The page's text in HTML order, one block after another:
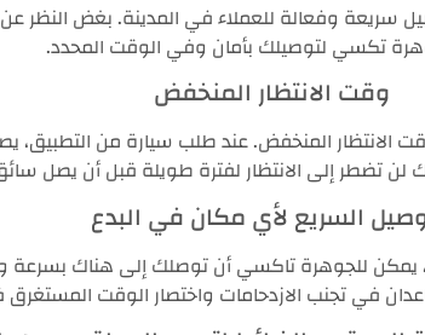
سريعة وفعالة للعملاء في المدينة. بغض النظر
تكسي لتوصيلك بأمان وفي الوقت المحدد.
وقت الانتظار المنخفض
الانتظار المنخفض. عند طلب سيارة من التطبيق،
تضطر إلى الانتظار لفترة طويلة قبل أن يصل
السريع لأي مكان في البدع
للجوهرة تاكسي أن توصلك إلى هناك
في تجنب الازدحامات واختصار الوقت